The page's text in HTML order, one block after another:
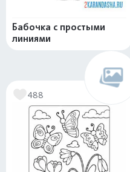
Бабочка с простыми
линиями
488